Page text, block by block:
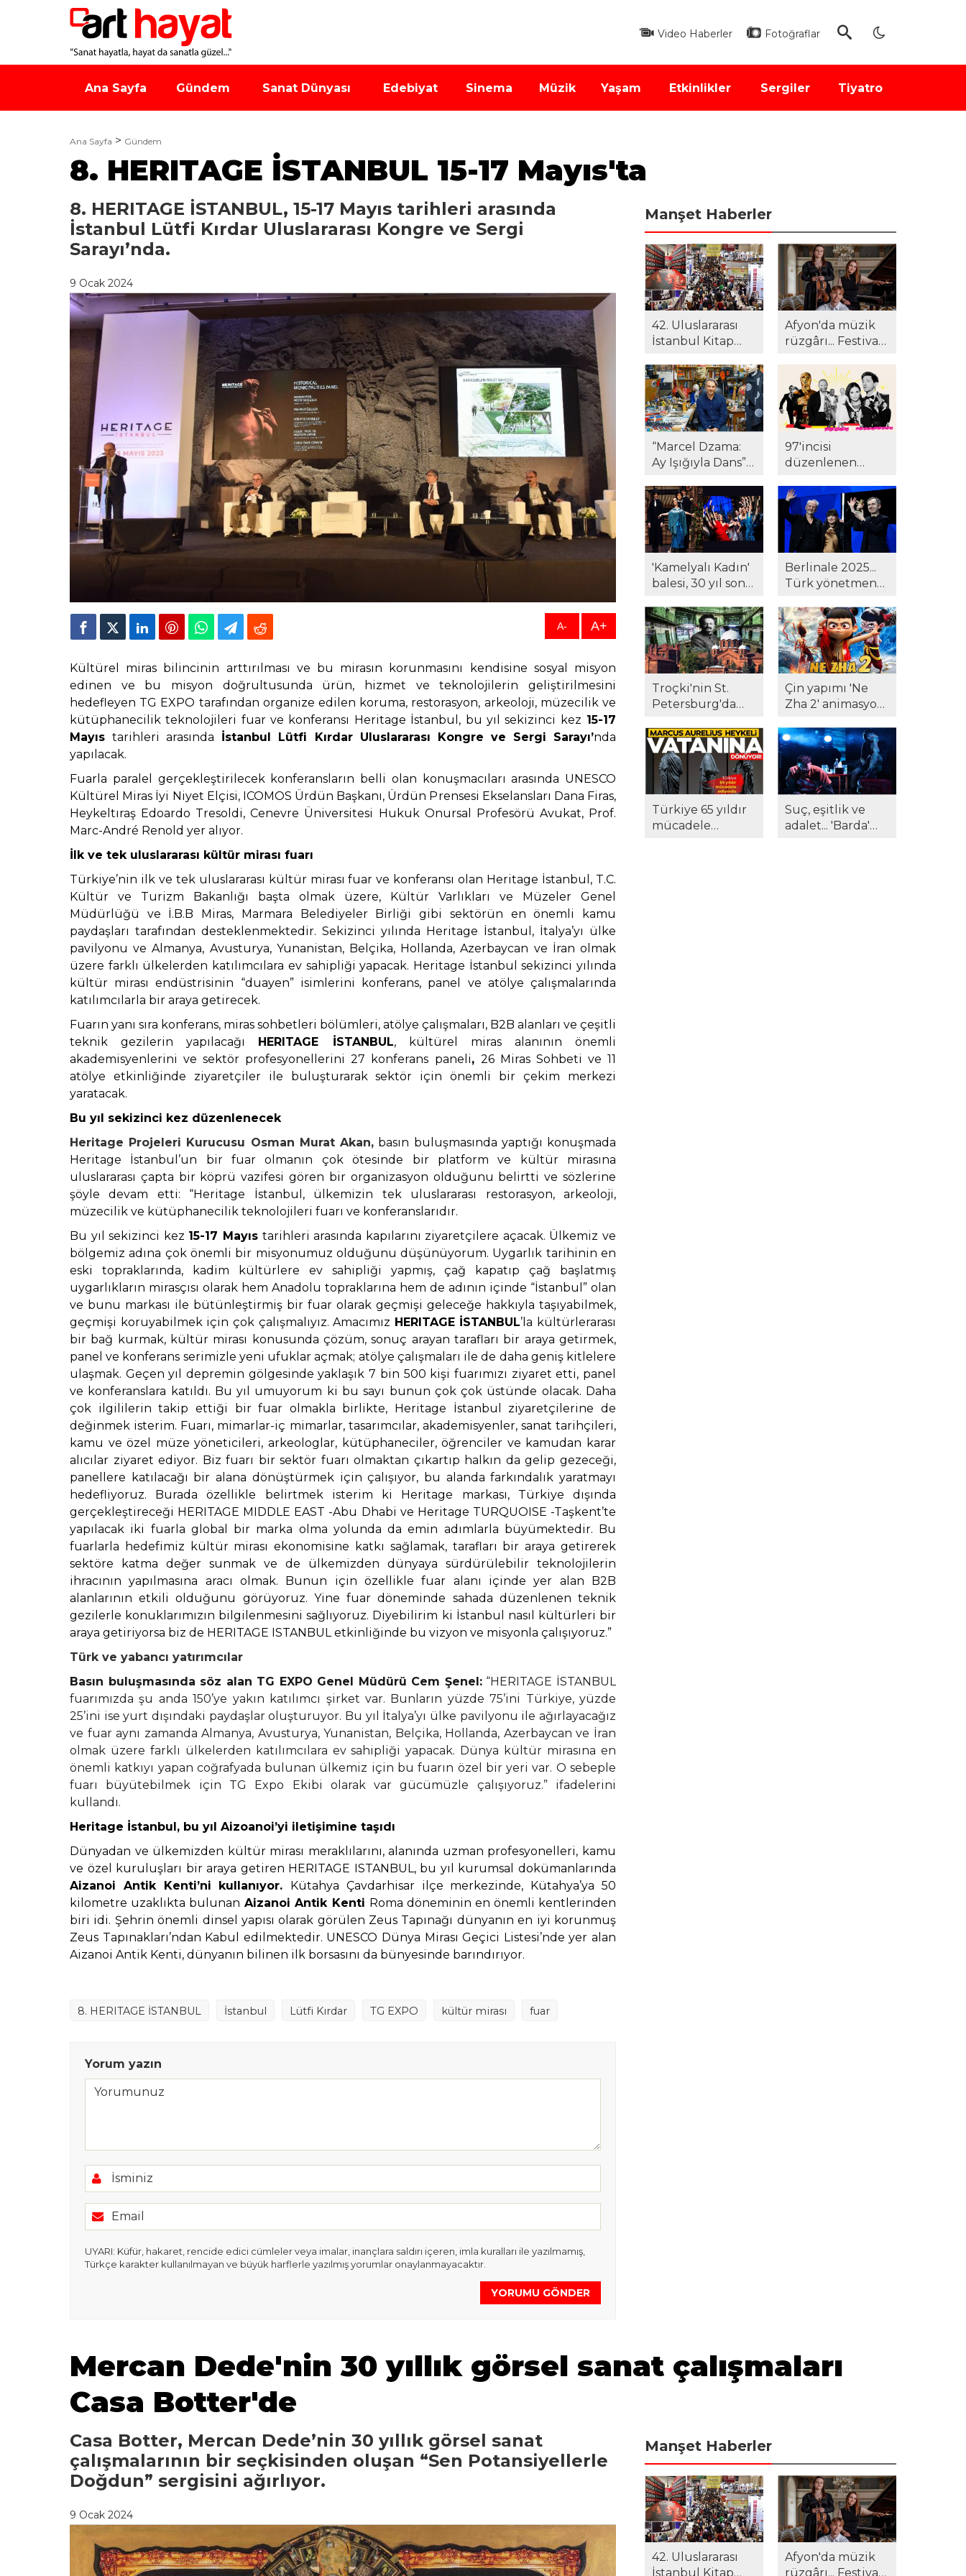
Video Haberler Fotoğraflar
Ana Sayfa Gündem Sanat Dünyası Edebiyat Sinema Müzik Yaşam Etkinlikler Sergiler Tiyatro
Ana Sayfa Gündem
8. HERITAGE İSTANBUL 15-17 Mayıs'ta
8. HERITAGE İSTANBUL, 15-17 Mayıs tarihleri arasında
İstanbul Lütfi Kırdar Uluslararası Kongre ve Sergi
Sarayı’nda.
9 Ocak 2024
A- A+
Kültürel miras bilincinin arttırılması ve bu mirasın korunmasını kendisine sosyal misyon
edinen ve bu misyon doğrultusunda ürün, hizmet ve teknolojilerin geliştirilmesini
hedefleyen TG EXPO tarafından organize edilen koruma, restorasyon, arkeoloji, müzecilik ve
kütüphanecilik teknolojileri fuar ve konferansı Heritage İstanbul, bu yıl sekizinci kez 15-17
Mayıstarihleri arasında İstanbul Lütfi Kırdar Uluslararası Kongre ve Sergi Sarayı’nda
yapılacak.
Fuarla paralel gerçekleştirilecek konferansların belli olan konuşmacıları arasında UNESCO
Kültürel Miras İyi Niyet Elçisi, ICOMOS Ürdün Başkanı, Ürdün Prensesi Ekselansları Dana Firas,
Heykeltıraş Edoardo Tresoldi,Cenevre Üniversitesi Hukuk Onursal Profesörü Avukat, Prof.
Marc-André Renold yer alıyor.
İlk ve tek uluslararası kültür mirası fuarı
Türkiye’nin ilk ve tek uluslararası kültür mirası fuar ve konferansı olan Heritage İstanbul, T.C.
Kültür ve Turizm Bakanlığı başta olmak üzere, Kültür Varlıkları ve Müzeler Genel
Müdürlüğü ve İ.B.B Miras, Marmara Belediyeler Birliği gibi sektörün en önemli kamu
paydaşları tarafından desteklenmektedir. Sekizinci yılında Heritage İstanbul, İtalya’yı ülke
pavilyonu ve Almanya, Avusturya, Yunanistan, Belçika, Hollanda, Azerbaycan ve İran olmak
üzere farklı ülkelerden katılımcılara ev sahipliği yapacak. Heritage İstanbul sekizinci yılında
kültür mirası endüstrisinin “duayen” isimlerini konferans, panel ve atölye çalışmalarında
katılımcılarla bir araya getirecek.
Fuarın yanı sıra konferans, miras sohbetleri bölümleri, atölye çalışmaları, B2B alanları ve çeşitli
teknik gezilerin yapılacağı HERITAGE İSTANBUL, kültürel miras alanının önemli
akademisyenlerini ve sektör profesyonellerini 27 konferans paneli, 26 Miras Sohbeti ve 11
atölye etkinliğinde ziyaretçiler ile buluşturarak sektör için önemli bir çekim merkezi
yaratacak.
Bu yıl sekizinci kez düzenlenecek
Heritage Projeleri Kurucusu Osman Murat Akan, basın buluşmasında yaptığı konuşmada
Heritage İstanbul’un bir fuar olmanın çok ötesinde bir platform ve kültür mirasına
uluslararası çapta bir köprü vazifesi gören bir organizasyon olduğunu belirtti ve sözlerine
şöyle devam etti: “Heritage İstanbul, ülkemizin tek uluslararası restorasyon, arkeoloji,
müzecilik ve kütüphanecilik teknolojileri fuarı ve konferanslarıdır.
Bu yıl sekizinci kez 15-17 Mayıstarihleri arasında kapılarını ziyaretçilere açacak. Ülkemiz ve
bölgemiz adına çok önemli bir misyonumuz olduğunu düşünüyorum. Uygarlık tarihinin en
eski topraklarında, kadim kültürlere ev sahipliği yapmış, çağ kapatıp çağ başlatmış
uygarlıkların mirasçısı olarak hem Anadolu topraklarına hem de adının içinde “İstanbul” olan
ve bunu markası ile bütünleştirmiş bir fuar olarak geçmişi geleceğe hakkıyla taşıyabilmek,
geçmişi koruyabilmek için çok çalışmalıyız. Amacımız HERITAGE İSTANBUL’la kültürlerarası
bir bağ kurmak, kültür mirası konusunda çözüm, sonuç arayan tarafları bir araya getirmek,
panel ve konferans serimizle yeni ufuklar açmak; atölye çalışmaları ile de daha geniş kitlelere
ulaşmak. Geçen yıl depremin gölgesinde yaklaşık 7 bin 500 kişi fuarımızı ziyaret etti, panel
ve konferanslara katıldı. Bu yıl umuyorum ki bu sayı bunun çok çok üstünde olacak. Daha
çok ilgililerin takip ettiği bir fuar olmakla birlikte, Heritage İstanbul ziyaretçilerine de
değinmek isterim. Fuarı, mimarlar-iç mimarlar, tasarımcılar, akademisyenler, sanat tarihçileri,
kamu ve özel müze yöneticileri, arkeologlar, kütüphaneciler, öğrenciler ve kamudan karar
alıcılar ziyaret ediyor. Biz fuarı bir sektör fuarı olmaktan çıkartıp halkın da gelip gezeceği,
panellere katılacağı bir alana dönüştürmek için çalışıyor, bu alanda farkındalık yaratmayı
hedefliyoruz. Burada özellikle belirtmek isterim ki Heritage markası, Türkiye dışında
gerçekleştireceği HERITAGE MIDDLE EAST -Abu Dhabi ve Heritage TURQUOISE -Taşkent’te
yapılacak iki fuarla global bir marka olma yolunda da emin adımlarla büyümektedir. Bu
fuarlarla hedefimiz kültür mirası ekonomisine katkı sağlamak, tarafları bir araya getirerek
sektöre katma değer sunmak ve de ülkemizden dünyaya sürdürülebilir teknolojilerin
ihracının yapılmasına aracı olmak. Bunun için özellikle fuar alanı içinde yer alan B2B
alanlarının etkili olduğunu görüyoruz. Yine fuar döneminde sahada düzenlenen teknik
gezilerle konuklarımızın bilgilenmesini sağlıyoruz. Diyebilirim ki İstanbul nasıl kültürleri bir
araya getiriyorsa biz de HERITAGE ISTANBUL etkinliğinde bu vizyon ve misyonla çalışıyoruz.”
Türk ve yabancı yatırımcılar
Basın buluşmasında söz alan TG EXPO Genel Müdürü Cem Şenel:“HERITAGE İSTANBUL
fuarımızda şu anda 150’ye yakın katılımcı şirket var. Bunların yüzde 75’ini Türkiye, yüzde
25’ini ise yurt dışındaki paydaşlar oluşturuyor. Bu yıl İtalya’yı ülke pavilyonu ile ağırlayacağız
ve fuar aynı zamanda Almanya, Avusturya, Yunanistan, Belçika, Hollanda, Azerbaycan ve İran
olmak üzere farklı ülkelerden katılımcılara ev sahipliği yapacak. Dünya kültür mirasına en
önemli katkıyı yapan coğrafyada bulunan ülkemiz için bu fuarın özel bir yeri var. O sebeple
fuarı büyütebilmek için TG Expo Ekibi olarak var gücümüzle çalışıyoruz.” ifadelerini
kullandı.
Heritage İstanbul, bu yıl Aizoanoi’yi iletişimine taşıdı
Dünyadan ve ülkemizden kültür mirası meraklılarını, alanında uzman profesyonelleri, kamu
ve özel kuruluşları bir araya getiren HERITAGE ISTANBUL, bu yıl kurumsal dokümanlarında
Aizanoi Antik Kenti’ni kullanıyor. Kütahya Çavdarhisar ilçe merkezinde, Kütahya’ya 50
kilometre uzaklıkta bulunan Aizanoi Antik Kenti Roma döneminin en önemli kentlerinden
biri idi. Şehrin önemli dinsel yapısı olarak görülen Zeus Tapınağı dünyanın en iyi korunmuş
Zeus Tapınakları’ndan Kabul edilmektedir. UNESCO Dünya Mirası Geçici Listesi’nde yer alan
Aizanoi Antik Kenti, dünyanın bilinen ilk borsasını da bünyesinde barındırıyor.
8. HERITAGE İSTANBUL İstanbul Lütfi Kırdar TG EXPO kültür mirası fuar
Yorum yazın
UYARI: Küfür, hakaret, rencide edici cümleler veya imalar, inançlara saldırı içeren, imla kuralları ile yazılmamış,
Türkçe karakter kullanılmayan ve büyük harflerle yazılmış yorumlar onaylanmayacaktır.
YORUMU GÖNDER
Manşet Haberler
42. Uluslararası
İstanbul Kitap
ilgi! Gazeteci
Suat Kozluklu ilk
kitabı ile
okurlarla
buluştu...
Afyon'da müzik
rüzgârı... Festival
müze ve kültür
merkezinde!
“Marcel Dzama:
Ay Işığıyla Dans”
97'incisi
düzenlenen
töreninde
kazananlar belli
oldu...
'Kamelyalı Kadın'
balesi, 30 yıl sonra
sanatseverlerle
buluştu...
Berlinale 2025...
Türk yönetmene
'Hysteria' beğeni
topladı..!
Troçki'nin St.
Petersburg'da
Hapishanesi, açık
artırmada satıldı...
Çin yapımı 'Ne
Zha 2' animasyon
rekorları altüst
etti...
Türkiye 65 yıldır
mücadele
Suç, eşitlik ve
adalet... 'Barda'
Mercan Dede'nin 30 yıllık görsel sanat çalışmaları
Casa Botter'de
Casa Botter, Mercan Dede’nin 30 yıllık görsel sanat
çalışmalarının bir seçkisinden oluşan “Sen Potansiyellerle
Doğdun” sergisini ağırlıyor.
9 Ocak 2024
Manşet Haberler
42. Uluslararası
İstanbul Kitap
Afyon'da müzik
rüzgârı... Festival